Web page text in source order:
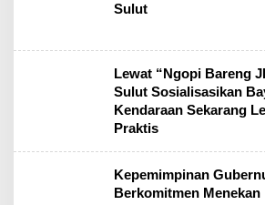
Sulut
Lewat “Ngopi Bareng
Sulut Sosialisasikan
Kendaraan Sekarang
Praktis
Kepemimpinan
Berkomitmen